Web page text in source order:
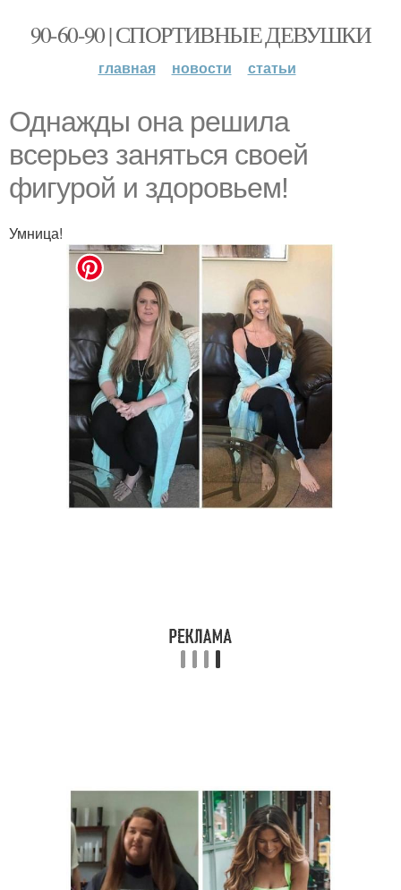
90-60-90 | СПОРТИВНЫЕ ДЕВУШКИ
главная новости статьи
Однажды она решила
всерьез заняться своей
фигурой и здоровьем!
Умница!